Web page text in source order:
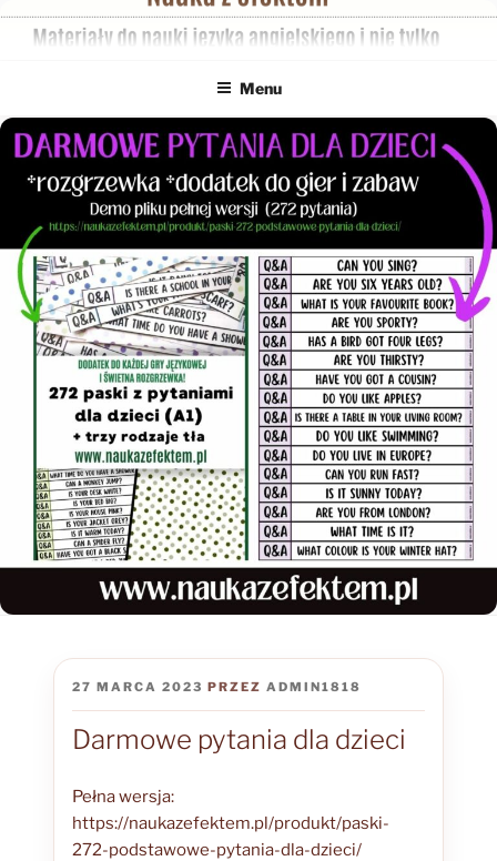
Przejdź
Menu
OPUBLIKOWANE
27 MARCA 2023 PRZEZ ADMIN1818
Darmowe pytania dla dzieci
Pełna wersja:
https://naukazefektem.pl/produkt/paski-
272-podstawowe-pytania-dla-dzieci/